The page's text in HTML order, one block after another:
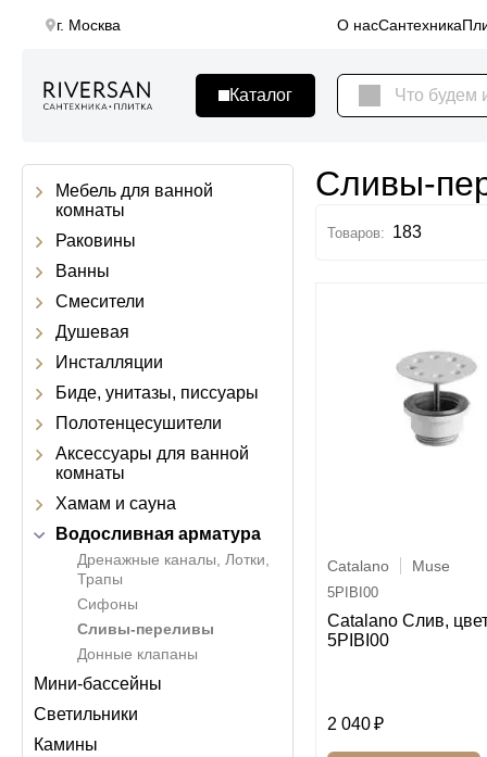
г. Москва О насСантехника
Мебель для ванной
комнаты
Раковины
Ванны
Смесители
Душевая
Инсталляции
Биде, унитазы, писсуары
Полотенцесушители
Аксессуары для ванной
комнаты
Хамам и сауна
Водосливная арматура
Дренажные каналы, Лотки,
Трапы
Сифоны
Сливы-переливы
Донные клапаны
Мини-бассейны
Светильники
Камины
Сливы-
183
Catalano Muse
5PIBI00
Catalano Слив,
5PIBI00
2 040